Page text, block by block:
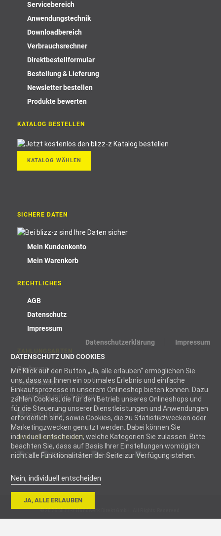
Datenschutzerklärung
Impressum
DATENSCHUTZ UND COOKIES
Mit Klick auf den Button „Ja, alle erlauben“ ermöglichen Sie
uns, dass wir Ihnen ein optimales Erlebnis und einfache
Einkaufsprozesse in unserem Onlineshop bieten können. Dazu
zählen Cookies, die für den Betrieb unseres Onlineshops und
für die Steuerung unserer Dienstleistungen und Anwendungen
erforderlich sind, sowie Cookies, die zu Statistikzwecken oder
Marketingzwecken genutzt werden. Dabei können Sie
individuell entscheiden, welche Kategorien Sie zulassen. Bitte
beachten Sie, dass auf Basis Ihrer Einstellungen womöglich
nicht alle Funktionalitäten der Seite zur Verfügung stehen.
Nein, individuell entscheiden
Cookies helfen
JA, ALLE ERLAUBEN
Servicebereich
Anwendungstechnik
Downloadbereich
Verbrauchsrechner
Direktbestellformular
Bestellung & Lieferung
Newsletter bestellen
Produkte bewerten
KATALOG BESTELLEN
KATALOG WÄHLEN
SICHERE DATEN
Mein Kundenkonto
Mein Warenkorb
RECHTLICHES
AGB
Datenschutz
Impressum
Rechnung
Vorauskasse
Lastschrift mit 2 % Skonto
WIR VERSENDEN MIT
© 2026 blizz-z Handwerk Direkt GmbH. All Rights Reserved.